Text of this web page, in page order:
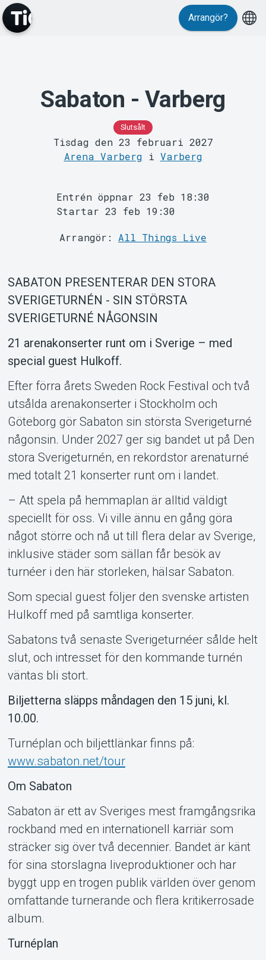
Evenemang
MyTickster
Support
Om Tickster
Arrangör?
Sabaton - Varberg
Slutsålt
Tisdag den 23 februari 2027
Arena Varberg i Varberg
Entrén öppnar 23 feb 18:30
Startar 23 feb 19:30
Arrangör: All Things Live
SABATON PRESENTERAR DEN STORA
SVERIGETURNÉN - SIN STÖRSTA
SVERIGETURNÉ NÅGONSIN
21 arenakonserter runt om i Sverige – med
special guest Hulkoff.
Efter förra årets Sweden Rock Festival och två
utsålda arenakonserter i Stockholm och
Göteborg gör Sabaton sin största Sverigeturné
någonsin. Under 2027 ger sig bandet ut på Den
stora Sverigeturnén, en rekordstor arenaturné
med totalt 21 konserter runt om i landet.
– Att spela på hemmaplan är alltid väldigt
speciellt för oss. Vi ville ännu en gång göra
något större och nå ut till flera delar av Sverige,
inklusive städer som sällan får besök av
turnéer i den här storleken, hälsar Sabaton.
Som special guest följer den svenske artisten
Hulkoff med på samtliga konserter.
Sabatons två senaste Sverigeturnéer sålde helt
slut, och intresset för den kommande turnén
väntas bli stort.
Biljetterna släpps måndagen den 15 juni, kl.
10.00.
Turnéplan och biljettlänkar finns på:
www.sabaton.net/tour
Om Sabaton
Sabaton är ett av Sveriges mest framgångsrika
rockband med en internationell karriär som
sträcker sig över två decennier. Bandet är känt
för sina storslagna liveproduktioner och har
byggt upp en trogen publik världen över genom
omfattande turnerande och flera kritikerrosade
album.
Turnéplan